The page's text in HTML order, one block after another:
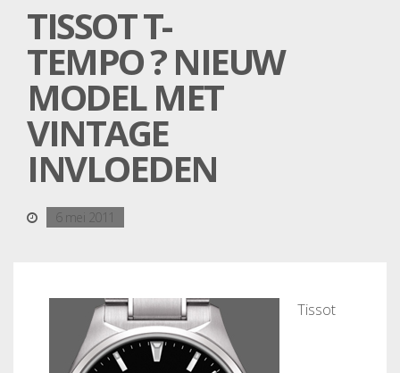
TISSOT T-
TEMPO ? NIEUW
MODEL MET
VINTAGE
INVLOEDEN
6 mei 2011
Tissot